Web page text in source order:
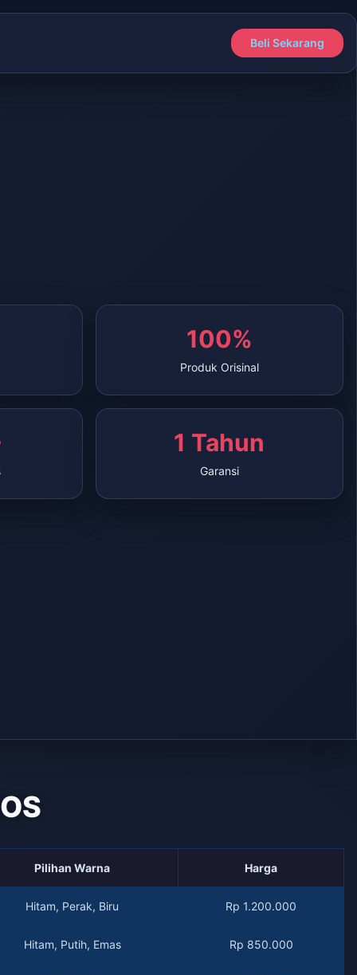
Beli Sekarang
100%
Produk Orisinal
1 Tahun
Garansi
Pilihan Warna Harga
Hitam, Perak, Biru Rp 1.200.000
Hitam, Putih, Emas Rp 850.000